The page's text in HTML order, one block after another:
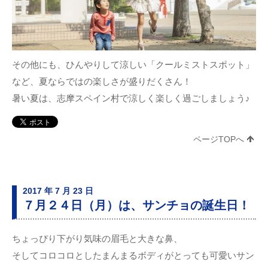
その他にも、ひんやりして涼しい「クールミストスポット」
など、夏ならではの楽しさが盛りだくさん！
暑い夏は、志摩スペイン村で涼しく楽しく過ごしましょう♪
ページTOPへ
2017 年 7 月 23 日
７月２４日（月）は、サンチョの誕生日！
ちょっぴり下がり気味の眉毛と大きな鼻、
そしてコロコロとしたまんまるボディがとっても可愛いサン